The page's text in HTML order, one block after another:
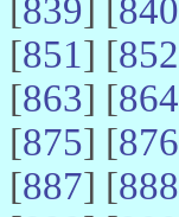
[839] [840
[851] [852
[863] [864
[875] [876
[887] [888